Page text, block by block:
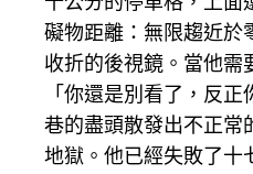
礙物距離：無限趨近於
收折的後視鏡。當他需
「你還是別看了，反
巷的盡頭散發出不正常
地獄。他已經失敗了十